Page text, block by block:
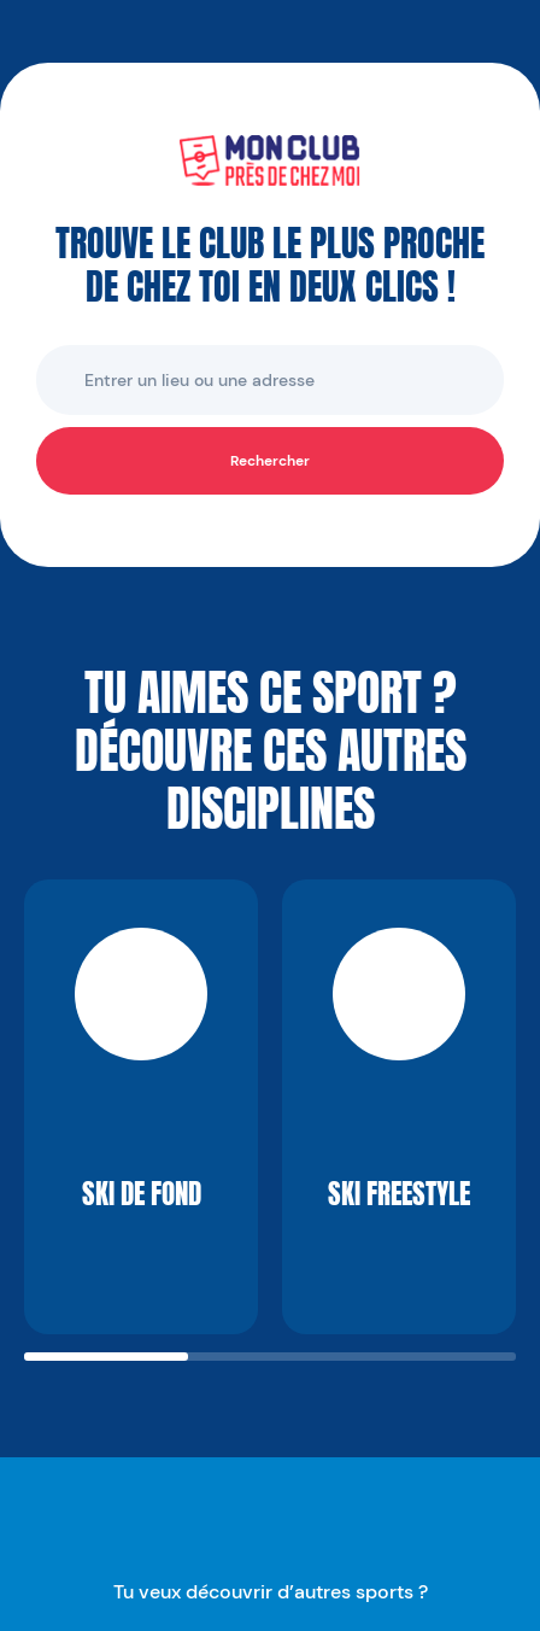
TROUVE LE CLUB LE PLUS PROCHE
DE CHEZ TOI EN DEUX CLICS !
Rechercher
TU AIMES CE SPORT ?
DÉCOUVRE CES AUTRES
DISCIPLINES
SKI DE FOND SKI FREESTYLE
Tu veux découvrir d’autres sports ?